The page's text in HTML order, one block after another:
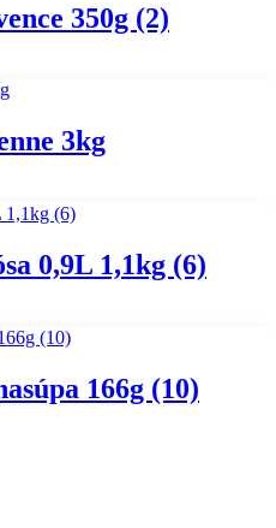
350g (2)
3kg
0,9L 1,1kg (6)
166g (10)